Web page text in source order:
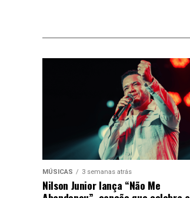
MÚSICAS 3 semanas atrás
Nilson Junior lança “Não Me